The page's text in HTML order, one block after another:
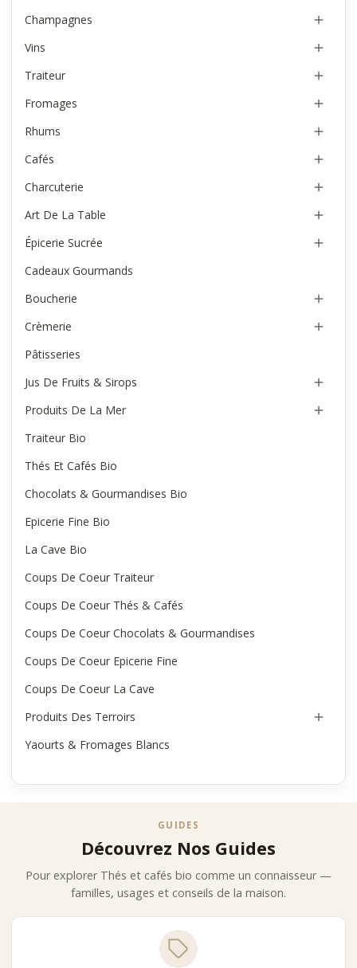
Champagnes 
Vins 
Traiteur 
Fromages 
Rhums 
Cafés 
Charcuterie 
Art De La Table 
Épicerie Sucrée 
Cadeaux Gourmands
Boucherie

Crèmerie 
Pâtisseries
Jus De Fruits & Sirops

Produits De La Mer 
Traiteur Bio
Thés Et Cafés Bio
Chocolats & Gourmandises Bio
Epicerie Fine Bio
La Cave Bio
Coups De Coeur Traiteur
Coups De Coeur Thés & Cafés
Coups De Coeur Chocolats & Gourmandises
Coups De Coeur Epicerie Fine
Coups De Coeur La Cave
Produits Des Terroirs

Yaourts & Fromages Blancs
GUIDES
Découvrez Nos Guides
Pour explorer Thés et cafés bio comme un connaisseur —
familles, usages et conseils de la maison.